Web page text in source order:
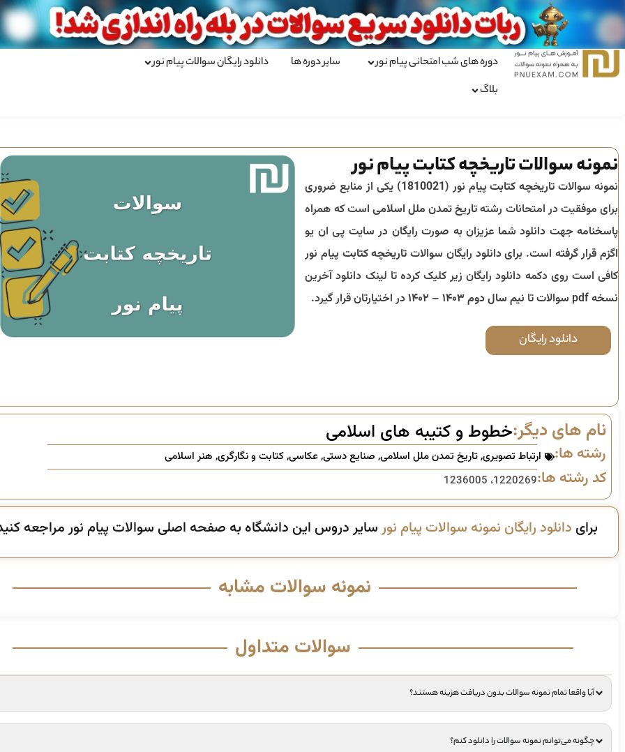
دوره های شب امتحانی پیام نور سایر دوره ها
دانلود رایگان سوالات پیام نور
بلاگ
نمونه سوالات تاریخچه کتابت پیام نور
نمونه سوالات تاریخچه کتابتپیام نور (1810021) یکی از منابع ضروری
برای موفقیت در امتحانات رشتهتاریخ تمدن ملل اسلامی است که همراه
پاسخنامه جهت دانلود شما عزیزان به صورت رایگان در سایت پی ان یو
اگزم قرار گرفته است. برای دانلود رایگان سوالات تاریخچه کتابت پیام نور
کافی است روی دکمه دانلود رایگان زیر کلیک کرده تا لینک دانلود آخرین
نسخه pdf سوالات تا
نیم سال دوم ۱۴۰۳ – ۱۴۰۲ در اختیارتان قرار گیرد.
دانلود رایگان
نام های دیگر:خطوط و کتیبه های اسلامی
رشته ها: ارتباط تصویری,تاریخ تمدن ملل اسلامی, صنایع دستی,عکاسی,کتابت و نگارگری, هنر اسلامی
کد رشته ها:1220269، 1236005
برای دانلود رایگان نمونه سوالات پیام نورسایر دروس این دانشگاه به صفحه اصلی سوالات پیام نور مراجعه
نمونه سوالات مشابه
سوالات متداول
آیا واقعا تمام نمونه سوالات بدون دریافت هزینه هستند؟
چگونه می‌توانم نمونه سوالات را دانلود کنم؟